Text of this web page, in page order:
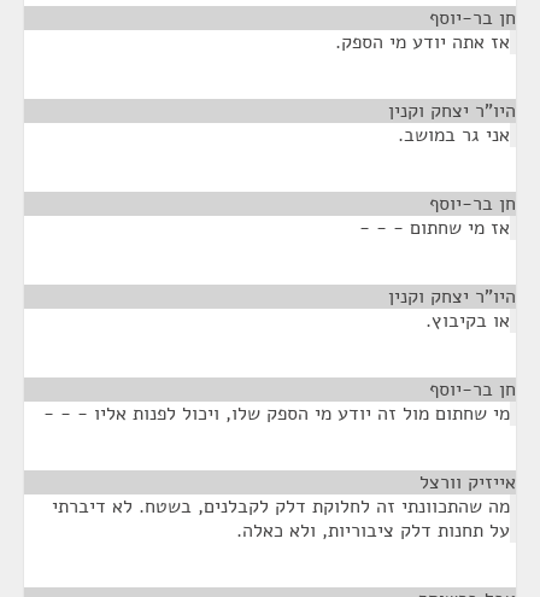
חן בר-יוסף
אז אתה יודע מי הספק.
היו"ר יצחק וקנין
אני גר במושב.
חן בר-יוסף
אז מי שחתום - - -
היו"ר יצחק וקנין
או בקיבוץ.
חן בר-יוסף
מי שחתום מול זה יודע מי הספק שלו, ויכול לפנות אליו - - -
אייזיק וורצל
מה שהתכוונתי זה לחלוקת דלק לקבלנים, בשטח. לא דיברתי
על תחנות דלק ציבוריות, ולא כאלה.